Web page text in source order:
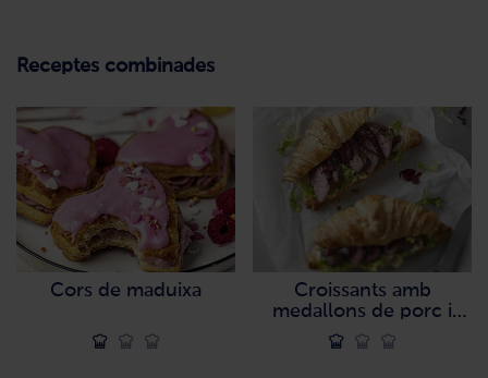
Receptes combinades
Cors de maduixa
Croissants amb
medallons de porc i
ceba